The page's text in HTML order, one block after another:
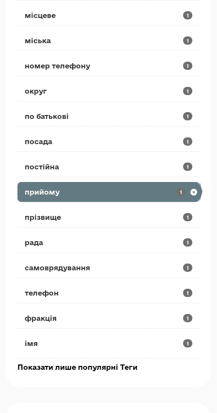
місцеве 1
міська 1
номер телефону 1
округ 1
по батькові 1
посада 1
постійна 1
прийому 1
прізвище 1
рада 1
самоврядування 1
телефон 1
фракція 1
імя 1
Показати лише популярні Теги